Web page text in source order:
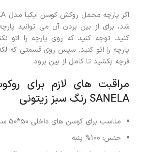
شد، برای از بین بردن آن می توانید پارچه
کنید. توجه کنید که روی پارچه را اتو
پارچه را اتو کنید. سپس روی قسمتی که
فرچه بکشید تا کامل از بین برود.
مراقبت های لازم برای
SANELA رنگ سبز زیتونی
مناسب برای کوسن های داخلی 50*50 سانتی متر.
جنس: 100% پنبه